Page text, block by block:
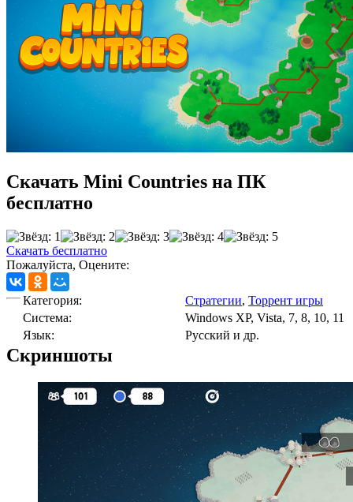
Скачать Mini Countries на ПК
бесплатно
Скачать бесплатно
Пожалуйста, Оцените:
Категория: Стратегии, Торрент игры
Cистема:
Windows XP, Vista, 7, 8, 10, 11
Язык:
Русский и др.
Скриншоты